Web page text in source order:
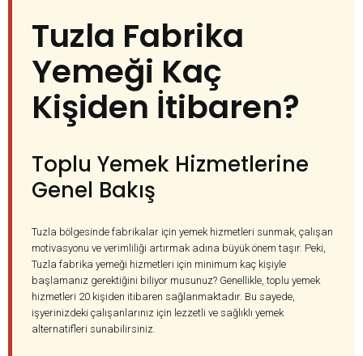
Tuzla Fabrika
Yemeği Kaç
Kişiden İtibaren?
Toplu Yemek Hizmetlerine
Genel Bakış
Tuzla bölgesinde fabrikalar için yemek hizmetleri sunmak, çalışan
motivasyonu ve verimliliği artırmak adına büyük önem taşır. Peki,
Tuzla fabrika yemeği hizmetleri için minimum kaç kişiyle
başlamanız gerektiğini biliyor musunuz? Genellikle, toplu yemek
hizmetleri 20 kişiden itibaren sağlanmaktadır. Bu sayede,
işyerinizdeki çalışanlarınız için lezzetli ve sağlıklı yemek
alternatifleri sunabilirsiniz.